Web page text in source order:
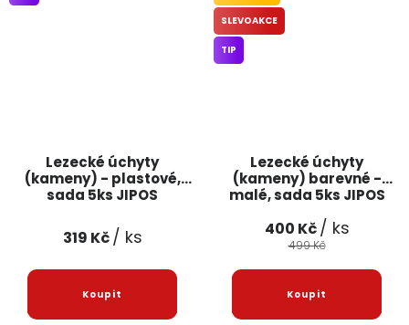
Lezecké úchyty
(kameny) - plastové,
sada 5ks JIPOS
319 Kč/ ks
Lezecké úchyty
(kameny) barevné -
malé, sada 5ks JIPOS
SLEVOAKCE
TIP
400 Kč/ ks
499 Kč